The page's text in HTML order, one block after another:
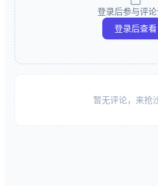
登录后参与评
登录后查看
暂无评论，来抢